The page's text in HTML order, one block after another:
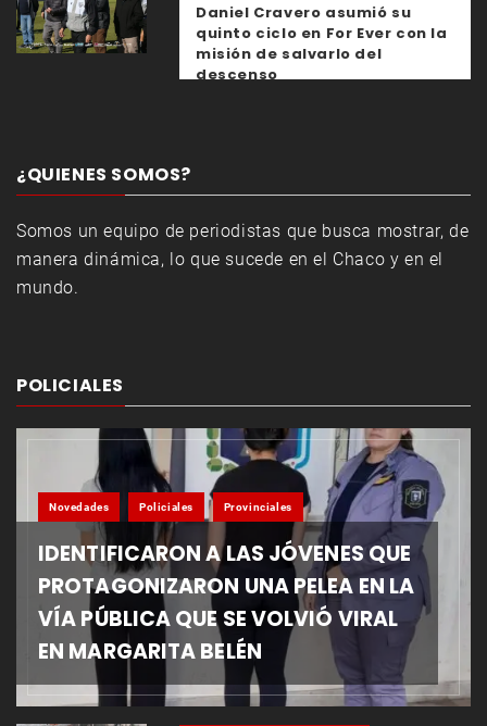
Daniel Cravero asumió su
quinto ciclo en For Ever con la
misión de salvarlo del
descenso
¿QUIENES SOMOS?
Somos un equipo de periodistas que busca mostrar, de
manera dinámica, lo que sucede en el Chaco y en el
mundo.
POLICIALES
Novedades Policiales Provinciales
IDENTIFICARON A LAS JÓVENES QUE
PROTAGONIZARON UNA PELEA EN LA
VÍA PÚBLICA QUE SE VOLVIÓ VIRAL
EN MARGARITA BELÉN